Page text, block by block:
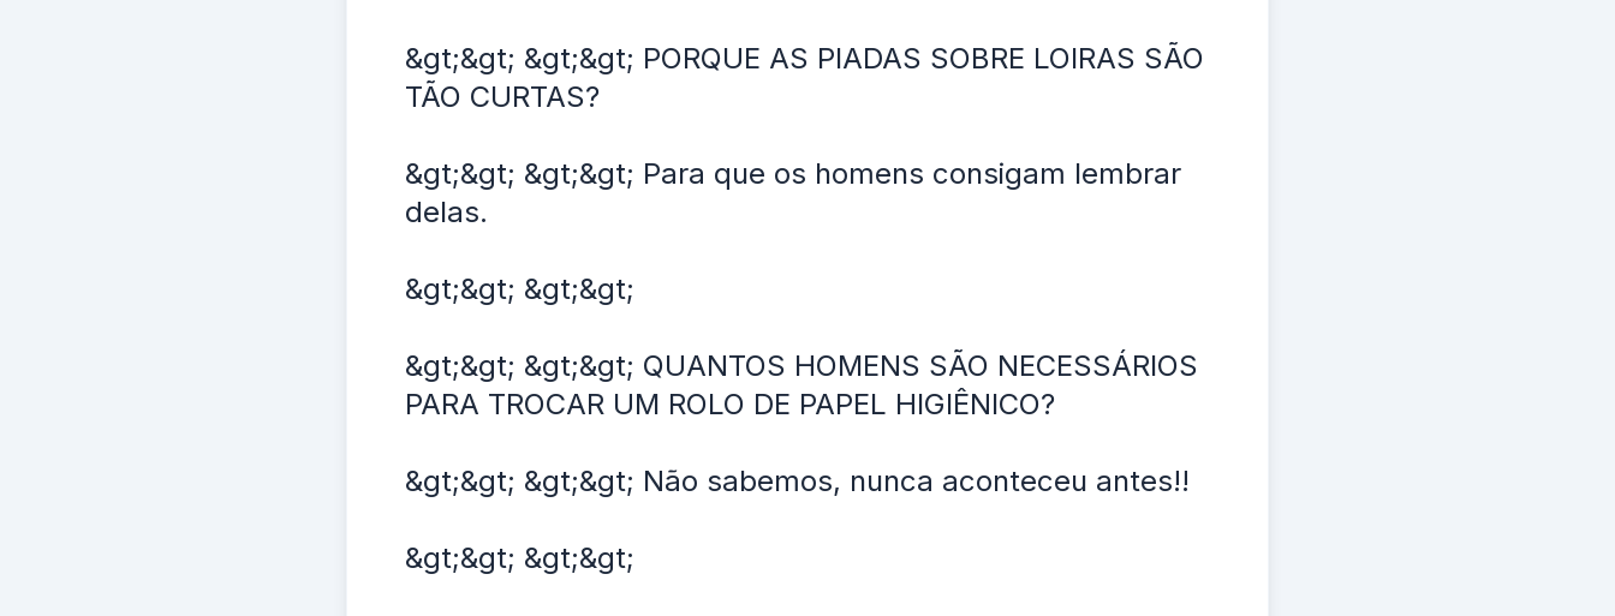
&gt;&gt; &gt;&gt; PORQUE AS PIADAS SOBRE LOIRAS SÃO
TÃO CURTAS?
&gt;&gt; &gt;&gt; Para que os homens consigam lembrar
delas.
&gt;&gt; &gt;&gt;
&gt;&gt; &gt;&gt; QUANTOS HOMENS SÃO NECESSÁRIOS
PARA TROCAR UM ROLO DE PAPEL HIGIÊNICO?
&gt;&gt; &gt;&gt; Não sabemos, nunca aconteceu antes!!
&gt;&gt; &gt;&gt;